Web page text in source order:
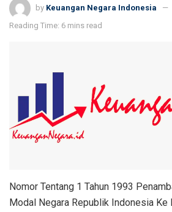
by Keuangan Negara Indonesia
Reading Time: 6 mins read
Nomor Tentang 1 Tahun 1993
Modal Negara Republik Indonesia Ke